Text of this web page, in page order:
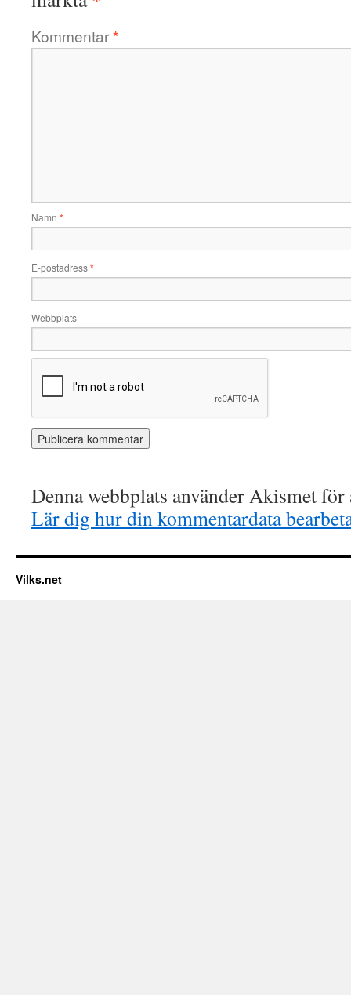
Kommentar*
Namn *
E-postadress*
Webbplats
Denna webbplats använder Akismet
Lär dig hur din kommentardata
Vilks.net